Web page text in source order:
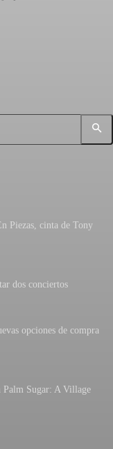
Piezas, cinta de Tony
dos conciertos
opciones de compra
Palm Sugar: A Village